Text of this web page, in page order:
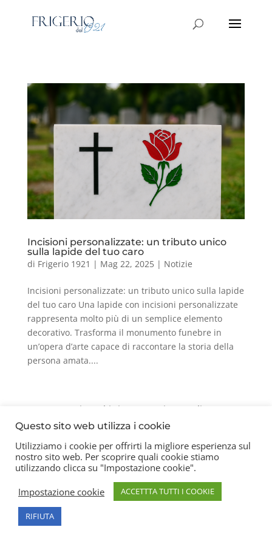
Incisioni personalizzate: un tributo unico
sulla lapide del tuo caro
di Frigerio 1921 | Mag 22, 2025| Notizie
Incisioni personalizzate: un tributo unico sulla lapide
del tuo caro Una lapide con incisioni personalizzate
rappresenta molto più di un semplice elemento
decorativo. Trasforma il monumento funebre in
un’opera d’arte capace di raccontare la storia della
persona amata....
Contatti Chi siamo Privacy Policy
Copyright 2026 © Frigerio Renzo Snc P.IVA
08003270157
Questo sito web utilizza i cookie
Utilizziamo i cookie per offrirti la migliore esperienza sul
nostro sito web. Per scoprire quali cookie stiamo
utilizzando clicca su "Impostazione cookie".
Impostazione cookie
ACCETTTA TUTTI I COOKIE
RIFIUTA